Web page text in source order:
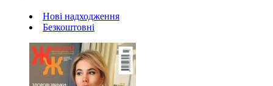
Нові надходження
Безкоштовні